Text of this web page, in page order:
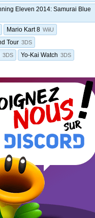
Eleven 2014: Samurai Blue
Mario Kart 8 WiiU
Tour 3DS
3DS Yo-Kai Watch 3DS